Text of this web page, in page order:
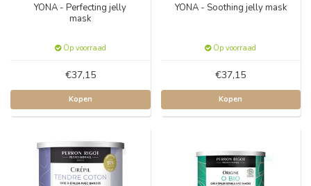
YONA - Perfecting jelly
mask
Op voorraad
€37,15
Kopen
YONA - Soothing jelly mask
Op voorraad
€37,15
Kopen